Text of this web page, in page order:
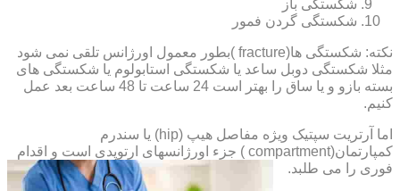
شکستگی باز
شکستگی گردن فمور
نکته: شکستگی ها(fracture )بطور معمول اورژانس تلقی نمی شود
مثلا شکستگی دوبل ساعد یا شکستگی استابولوم یا شکستگی های
بسته بازو و یا ساق را بهتر است 24 ساعت تا 48 ساعت بعد عمل
کنیم.
اما آرتریت سپتیک ویژه مفاصل هیپ (hip) یا سندرم
کمپارتمان(compartment ) جزء اورژانسهای ارتوپدی است و اقدام
فوری را می طلبد.